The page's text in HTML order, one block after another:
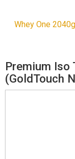
Whey One
Premium Iso
(GoldTouch